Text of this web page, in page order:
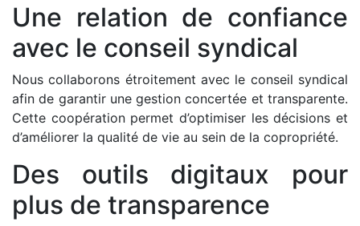
Une relation de confiance
avec le conseil syndical
Nous collaborons étroitement avec le conseil syndical
afin de garantir une gestion concertée et transparente.
Cette coopération permet d’optimiser les décisions et
d’améliorer la qualité de vie au sein de la copropriété.
Des outils digitaux pour
plus de transparence